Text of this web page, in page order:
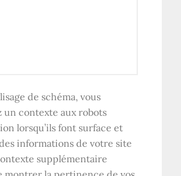
de schéma, vous
un contexte aux robots
lorsqu’ils font surface et
informations de votre site
supplémentaire